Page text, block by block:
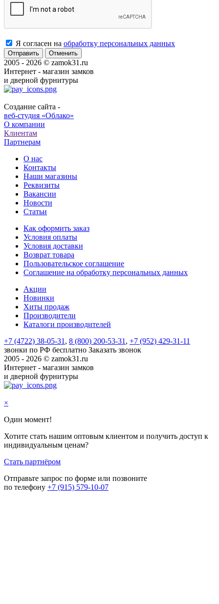
Я согласен на обработку персональных данных
Отменить
2005 - 2026 © zamok31.ru
Интернет - магазин замков
и дверной фурнитуры
Создание сайта -
веб-студия «Облако»
О компании
Клиентам
Партнерам
О нас
Контакты
Наши магазины
Реквизиты
Вакансии
Новости
Статьи
Как оформить заказ
Условия оплаты
Условия доставки
Возврат товара
Пользовательское соглашение
Соглашение на обработку персональных данных
Акции
Новинки
Хиты продаж
Производители
Каталоги производителей
+7 (4722) 38-05-31, 8 (800) 200-53-31, +7 (952) 429-31-11
звонки по РФ бесплатно Заказать звонок
2005 - 2026 © zamok31.ru
Интернет - магазин замков
и дверной фурнитуры
×
Один момент!
Хотите стать нашим оптовым клиентом и получить доступ к
индивидуальным ценам?
Стать партнёром
Отправьте запрос по форме или позвоните
по телефону +7 (915) 579-10-07